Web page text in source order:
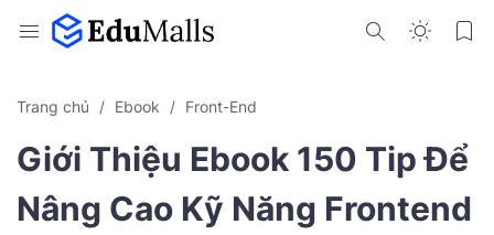
Trang chủ Ebook Front-End
Giới Thiệu Ebook 150 Tip Để
Nâng Cao Kỹ Năng Frontend